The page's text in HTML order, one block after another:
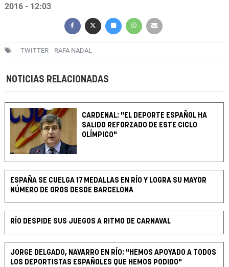
2016 - 12:03
TWITTER RAFA NADAL
NOTICIAS RELACIONADAS
CARDENAL: "EL DEPORTE ESPAÑOL HA
SALIDO REFORZADO DE ESTE CICLO
OLÍMPICO"
ESPAÑA SE CUELGA 17 MEDALLAS EN RÍO Y LOGRA SU MAYOR
NÚMERO DE OROS DESDE BARCELONA
RÍO DESPIDE SUS JUEGOS A RITMO DE CARNAVAL
JORGE DELGADO, NAVARRO EN RÍO: "HEMOS APOYADO A TODOS
LOS DEPORTISTAS ESPAÑOLES QUE HEMOS PODIDO"